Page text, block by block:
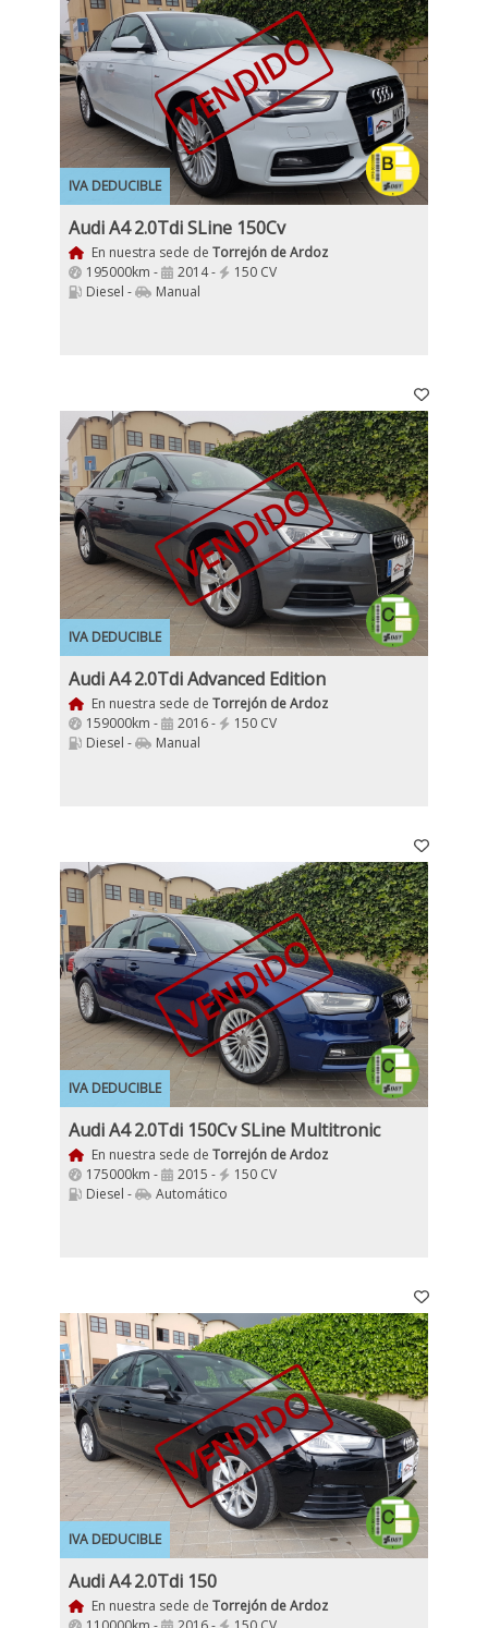
IVA DEDUCIBLE
VENDIDO
Audi A4 2.0Tdi SLine 150Cv
En nuestra sede de Torrejón de Ardoz
195000km -
2014 -
150 CV
Diesel -
Manual
IVA DEDUCIBLE
VENDIDO
Audi A4 2.0Tdi Advanced Edition
En nuestra sede de Torrejón de Ardoz
159000km -
2016 -
150 CV
Diesel -
Manual
IVA DEDUCIBLE
VENDIDO
Audi A4 2.0Tdi 150Cv SLine Multitronic
En nuestra sede de Torrejón de Ardoz
175000km -
2015 -
150 CV
Diesel -
Automático
IVA DEDUCIBLE
VENDIDO
Audi A4 2.0Tdi 150
En nuestra sede de Torrejón de Ardoz